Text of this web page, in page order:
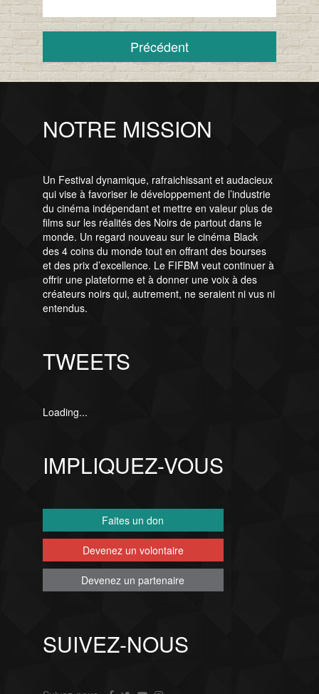
Précédent
NOTRE MISSION
Un Festival dynamique, rafraichissant et audacieux
qui vise à favoriser le développement de l’industrie
du cinéma indépendant et mettre en valeur plus de
films sur les réalités des Noirs de partout dans le
monde. Un regard nouveau sur le cinéma Black
des 4 coins du monde tout en offrant des bourses
et des prix d’excellence. Le FIFBM veut continuer à
offrir une plateforme et à donner une voix à des
créateurs noirs qui, autrement, ne seraient ni vus ni
entendus.
TWEETS
Loading...
IMPLIQUEZ-VOUS
Faites un don
Devenez un volontaire
Devenez un partenaire
SUIVEZ-NOUS